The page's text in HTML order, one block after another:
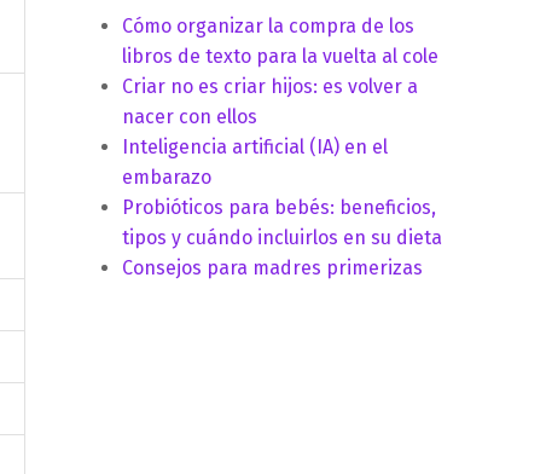
Cómo organizar la compra de los
libros de texto para la vuelta al cole
Criar no es criar hijos: es volver a
nacer con ellos
Inteligencia artificial (IA) en el
embarazo
Probióticos para bebés: beneficios,
tipos y cuándo incluirlos en su dieta
Consejos para madres primerizas